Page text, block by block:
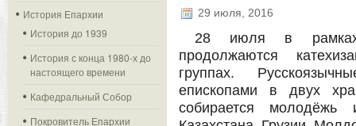
История Епархии
История до 1939
История с конца 1980-х до
настоящего времени
Кафедральный Собор
Покровитель Епархии
29 июля, 2016
28 июля в
продолжаются
группах.
епископами в двух
собирается молодёжь